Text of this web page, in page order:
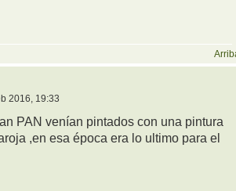
2016, 19:33
PAN venían pintados con una pintura
,en esa época era lo ultimo para el